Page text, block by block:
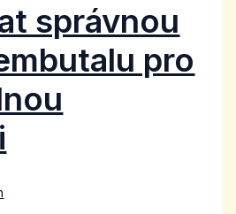
správnou
pro